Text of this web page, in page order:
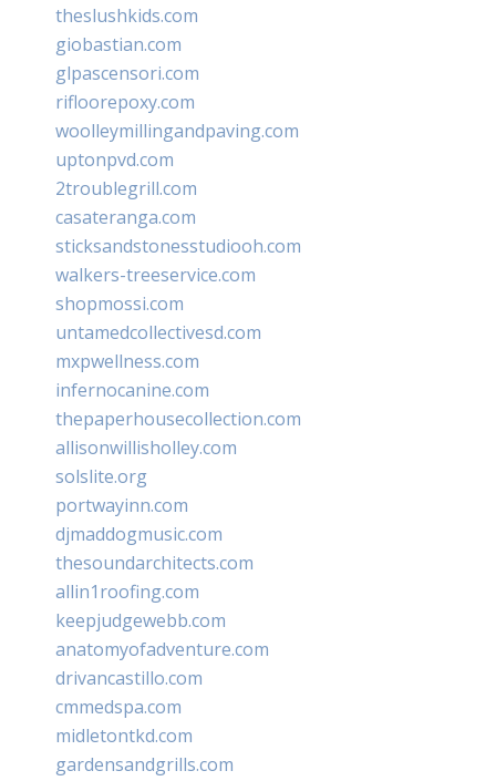
theslushkids.com
giobastian.com
glpascensori.com
rifloorepoxy.com
woolleymillingandpaving.com
uptonpvd.com
2troublegrill.com
casateranga.com
sticksandstonesstudiooh.com
walkers-treeservice.com
shopmossi.com
untamedcollectivesd.com
mxpwellness.com
infernocanine.com
thepaperhousecollection.com
allisonwillisholley.com
solslite.org
portwayinn.com
djmaddogmusic.com
thesoundarchitects.com
allin1roofing.com
keepjudgewebb.com
anatomyofadventure.com
drivancastillo.com
cmmedspa.com
midletontkd.com
gardensandgrills.com